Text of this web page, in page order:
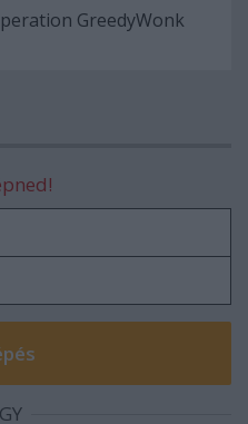
GreedyWonk